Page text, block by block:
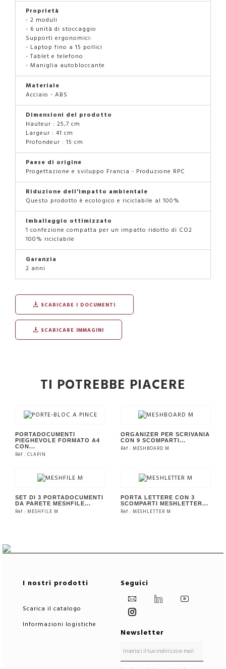
Proprietà
- 2 moduli
- 6 unità di stoccaggio
Supporti ergonomici:
- Laptop fino a 15 pollici
- Tablet e telefono
- Maniglia autobloccante
Materiale
Acciaio - ABS
Dimensioni del prodotto
Hauteur : 25,7 cm
Largeur : 41 cm
Profondeur : 15 cm
Paese di origine
Progettazione e sviluppo Francia - Produzione RPC
Riduzione dell'impatto ambientale
Questo prodotto è ecologico e riciclabile al 100%
Imballaggio ottimizzato
1 confezione compatta per un impatto ridotto di CO2
100% riciclabile
Garanzia
2 anni
SCARICARE I DOCUMENTI
SCARICARE IMMAGINI
TI POTREBBE PIACERE
VEDERE IL PRODOTTO
PORTADOCUMENTI
PIEGHEVOLE FORMATO A4
CON...
Rèf : CLAPIN
VEDERE IL PRODOTTO
ORGANIZER PER SCRIVANIA
CON 9 SCOMPARTI...
Rèf : MESHBOARD M
SET DI 3 PORTADOCUMENTI
DA PARETE MESHFILE...
Rèf : MESHFILE M
PORTA LETTERE CON 3
SCOMPARTI MESHLETTER...
Rèf : MESHLETTER M
I nostri prodotti
Scarica il catalogo
Informazioni logistiche
Seguici
Newsletter